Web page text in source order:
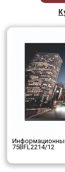
75BFL2214/12